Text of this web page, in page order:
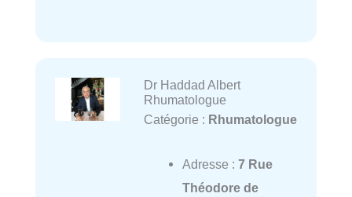
Dr Haddad Albert
Rhumatologue
Catégorie : Rhumatologue
Adresse : 7 Rue
Théodore de